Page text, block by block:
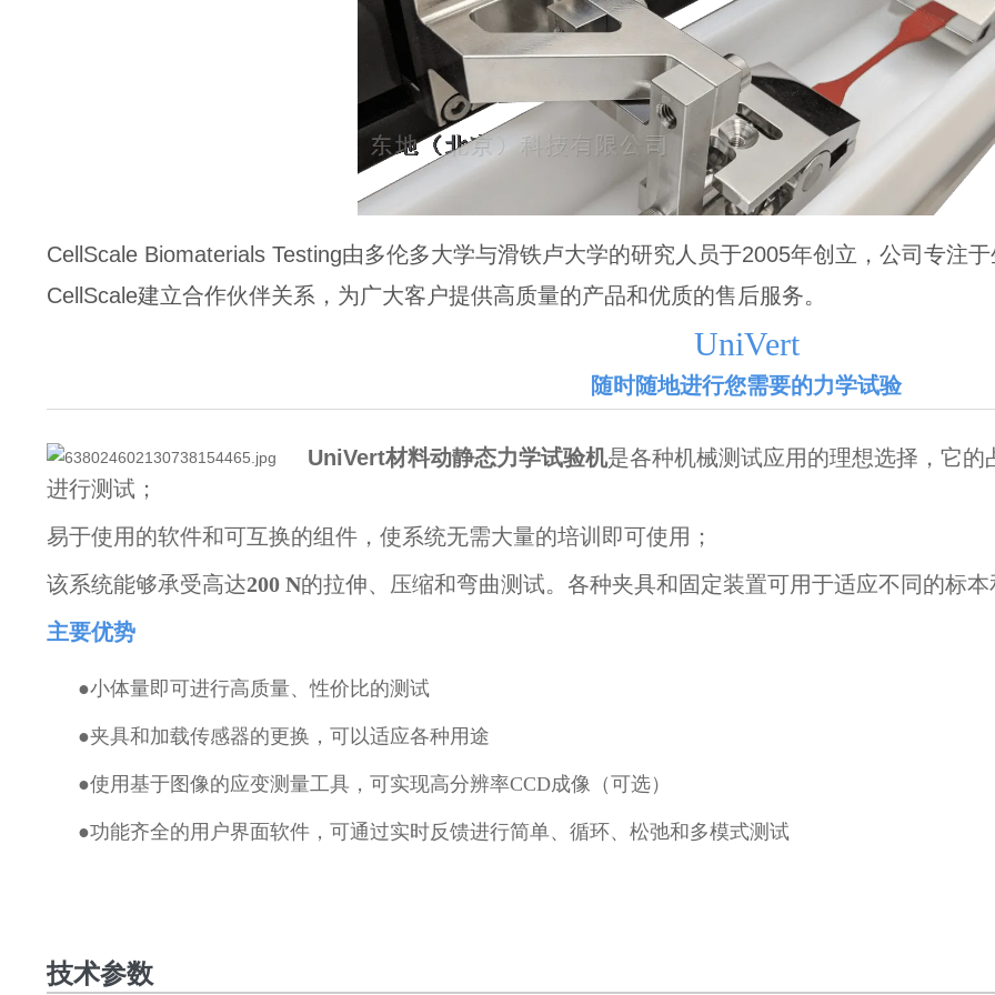
CellScale Biomaterials Testing由多伦多大学与滑铁卢大学的研究人员于2005年创立，公司专注
CellScale建立合作伙伴关系，为广大客户提供高质量的产品和优质的售后服务。
UniVert
随时随地进行您需要的力学试验
UniVert材料动静态力学试验机是各种机械测试应用的理想选择，它
进行测试；
易于使用的软件和可互换的组件，使系统无需大量的培训即可使用；
该系统能够承受高达200 N的拉伸、压缩和弯曲测试。各种夹具和固定装置可用于适应不同的标本
主要优势
●小体量即可进行高质量、性价比的测试
●夹具和加载传感器的更换，可以适应各种用途
●使用基于图像的应变测量工具，可实现高分辨率CCD成像（可选）
●功能齐全的用户界面软件，可通过实时反馈进行简单、循环、松弛和多模式测试
技术参数